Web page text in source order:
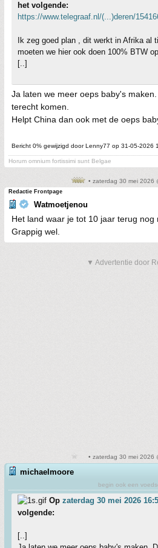
het volgende:
https://www.telegraaf.nl/(...)deren/
Ik zeg goed plan , dit werkt in Afrika al
moeten we hier ook doen 100% BTW
[..]
Ja laten we meer oeps baby's
terecht komen.
Helpt China dan ook met de oeps
Bericht 0% gewijzigd door Lenny77 op 31-05-2026
Horum omnium fortissimi sunt Belgae
• zaterdag 30 mei 2026
Redactie Frontpage
Watmoetjenou
Het land waar je tot 10 jaar terug nog
Grappig wel.
▼ Advertentie door
• zaterdag 30 mei 2026
michaelmoore
begin ook een
Op zaterdag 30 mei 2026
volgende:
[..]